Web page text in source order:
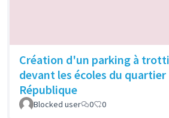
Création d'un parking à
devant les écoles du quartier
République
Blocked user 0 0